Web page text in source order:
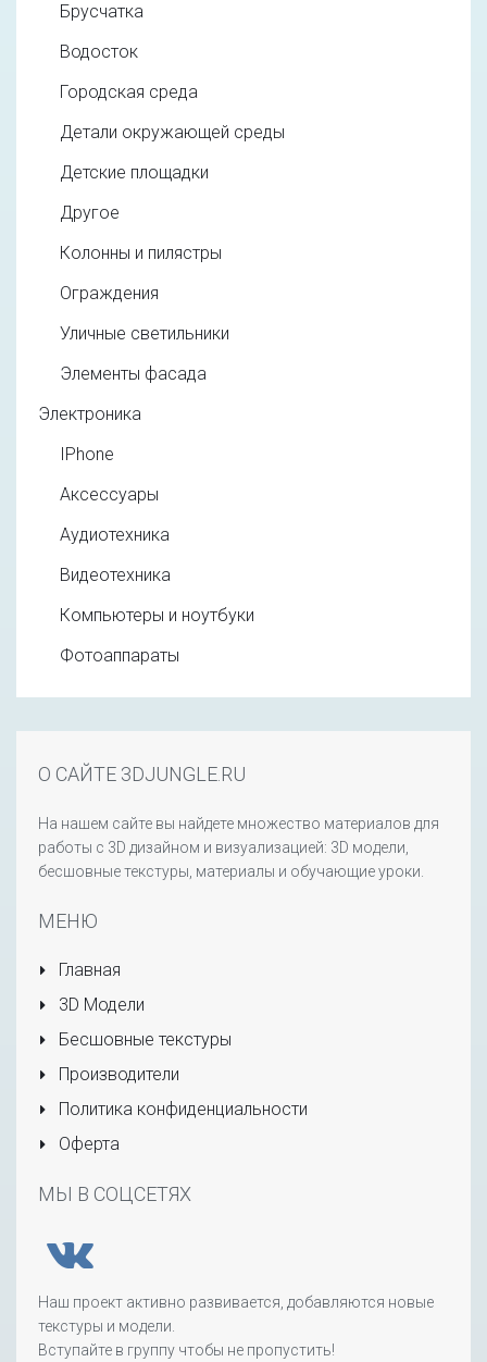
Брусчатка
Водосток
Городская среда
Детали окружающей среды
Детские площадки
Другое
Колонны и пилястры
Ограждения
Уличные светильники
Элементы фасада
Электроника
IPhone
Аксессуары
Аудиотехника
Видеотехника
Компьютеры и ноутбуки
Фотоаппараты
О САЙТЕ 3DJUNGLE.RU
На нашем сайте вы найдете множество материалов для
работы с 3D дизайном и визуализацией: 3D модели,
бесшовные текстуры, материалы и обучающие уроки.
МЕНЮ
Главная
3D Модели
Бесшовные текстуры
Производители
Политика конфиденциальности
Оферта
МЫ В СОЦСЕТЯХ
Наш проект активно развивается, добавляются новые
текстуры и модели.
Вступайте в группу чтобы не пропустить!